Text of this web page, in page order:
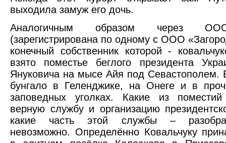
выходила замуж его дочь.
Аналогичным образом через
(зарегистрирована по одному с ООО
конечный собственник которой -
взято поместье беглого президента
Януковича на мысе Айя под
бунгало в Геленджике, на Онеге и в
заповедных уголках. Какие из
верную службу и организацию
какие часть этой службы –
невозможно. Определённо Ковальчуку